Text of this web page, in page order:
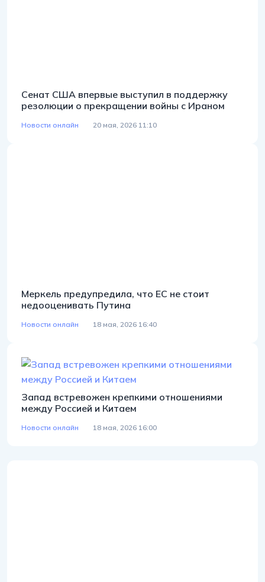
Сенат США впервые выступил в поддержку
резолюции о прекращении войны с Ираном
Новости онлайн 20 мая, 2026 11:10
Меркель предупредила, что ЕС не стоит
недооценивать Путина
Новости онлайн 18 мая, 2026 16:40
Запад встревожен крепкими отношениями
между Россией и Китаем
Новости онлайн 18 мая, 2026 16:00